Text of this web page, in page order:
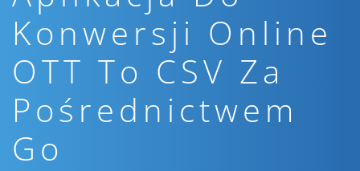
Konwersji Online
OTT To CSV Za
Pośrednictwem
Go